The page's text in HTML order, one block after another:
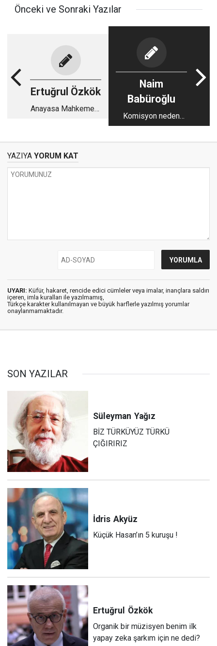
Önceki ve Sonraki Yazılar
Ertuğrul Özkök
Anayasa Mahkemesi
Demişti?
Naim
Babüroğlu
Komisyon neden
toplanıyor?
YAZIYA YORUM KAT
UYARI: Küfür, hakaret, rencide edici cümleler veya imalar, inançlara saldırı
içeren, imla kuralları ile yazılmamış,
Türkçe karakter kullanılmayan ve büyük harflerle yazılmış yorumlar
onaylanmamaktadır.
SON YAZILAR
Süleyman Yağız
BİZ TÜRKÜYÜZ TÜRKÜ
ÇIĞIRIRIZ
İdris Akyüz
Küçük Hasan’ın 5 kuruşu !
Ertuğrul Özkök
Organik bir müzisyen benim ilk
yapay zeka şarkım için ne dedi?